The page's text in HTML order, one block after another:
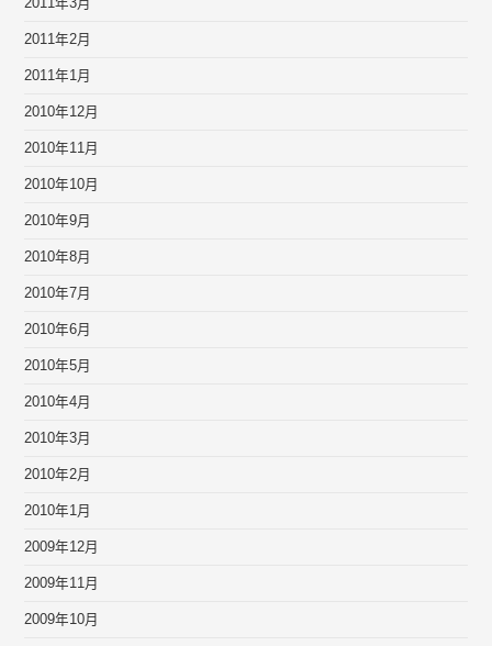
2011年3月
2011年2月
2011年1月
2010年12月
2010年11月
2010年10月
2010年9月
2010年8月
2010年7月
2010年6月
2010年5月
2010年4月
2010年3月
2010年2月
2010年1月
2009年12月
2009年11月
2009年10月